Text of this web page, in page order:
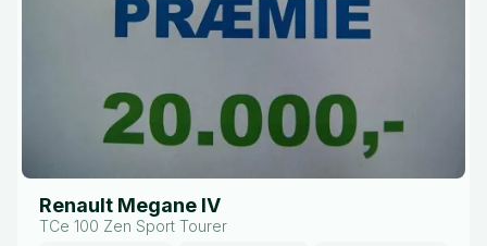
Renault Megane IV
TCe 100 Zen Sport Tourer